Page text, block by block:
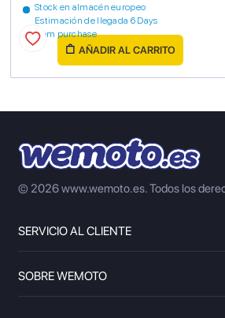
Stock en almacén europeo
Estimación de llegada 6 Days
from purchase
AÑADIR AL CARRITO
© 2026 www.wemoto.es.Todos los
SERVICIO AL CLIENTE
SOBRE WEMOTO